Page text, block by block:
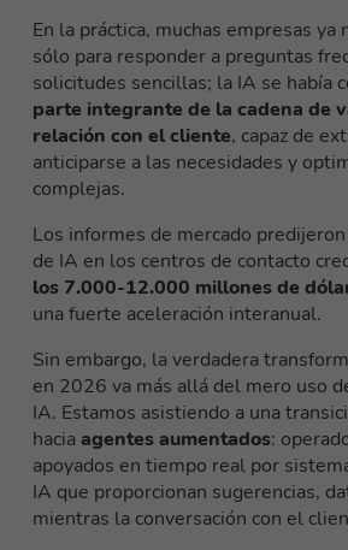
En la práctica, muchas empresas ya
sólo para responder a preguntas
solicitudes sencillas; la IA se había
parte integrante de la cadena de
relación con el cliente, capaz de
anticiparse a las necesidades y
complejas.
Los informes de mercado
de IA en los centros de contacto
los 7.000-12.000 millones de
una fuerte aceleración interanual.
Sin embargo, la verdadera
en 2026 va más allá del mero uso
IA. Estamos asistiendo a una
haciaagentes aumentados:
apoyados en tiempo real por
IA que proporcionan sugerencias,
mientras la conversación con el